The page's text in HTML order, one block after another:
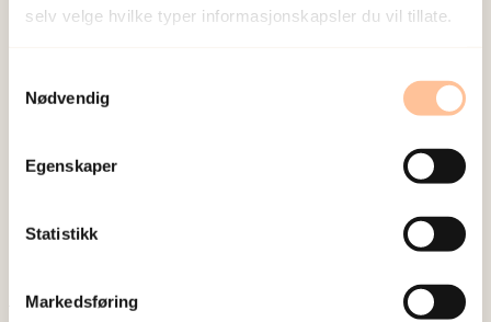
selv velge hvilke typer informasjonskapsler du vil tillate.
Nødvendig
Egenskaper
Statistikk
Markedsføring
om vold og traumatisk stress. Formålet er å bidra
sosiale konsekvensene som vold og traumatisk